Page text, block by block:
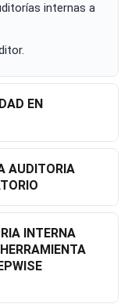
internas a